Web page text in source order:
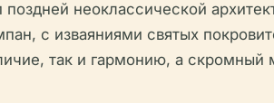
неоклассической
с изваяниями святых
так и гармонию, а скромный